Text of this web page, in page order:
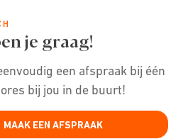
je graag!
een afspraak bij één
bij jou in de buurt!
MAAK EEN AFSPRAAK